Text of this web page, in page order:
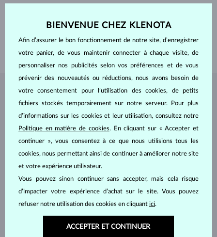
8 mm
1.20 g
BIJOUX DEL'ATELIER KLENOTA
BIENVENUE CHEZ KLENOTA
Afin d’assurer le bon fonctionnement de notre site, d’enregistrer
votre panier, de vous maintenir connecter à chaque visite, de
personnaliser nos publicités selon vos préférences et de vous
prévenir des nouveautés ou réductions, nous avons besoin de
votre consentement pour l’utilisation des cookies, de petits
fichiers stockés temporairement sur notre serveur. Pour plus
d’informations sur les cookies et leur utilisation, consultez notre
Politique en matière de cookies. En cliquant sur « Accepter et
continuer », vous consentez à ce que nous utilisions tous les
cookies, nous permettant ainsi de continuer à améliorer notre site
et votre expérience utilisateur.
Vous pouvez sinon continuer sans accepter, mais cela risque
d’impacter votre expérience d’achat sur le site. Vous pouvez
refuser notre utilisation des cookies en cliquant ici.
ACCEPTER ET CONTINUER